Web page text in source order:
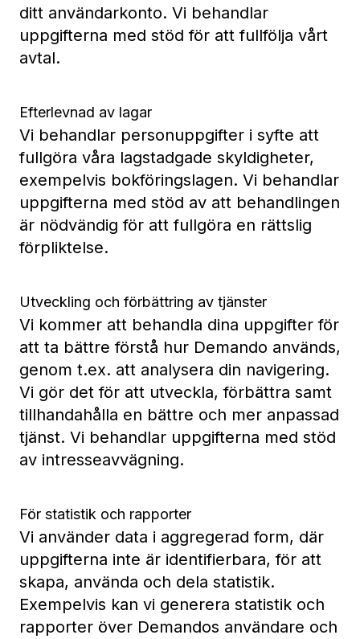
ditt användarkonto. Vi behandlar
uppgifterna med stöd för att fullfölja vårt
avtal.
Efterlevnad av lagar
Vi behandlar personuppgifter i syfte att
fullgöra våra lagstadgade skyldigheter,
exempelvis bokföringslagen. Vi behandlar
uppgifterna med stöd av att behandlingen
är nödvändig för att fullgöra en rättslig
förpliktelse.
Utveckling och förbättring av tjänster
Vi kommer att behandla dina uppgifter för
att ta bättre förstå hur Demando används,
genom t.ex. att analysera din navigering.
Vi gör det för att utveckla, förbättra samt
tillhandahålla en bättre och mer anpassad
tjänst. Vi behandlar uppgifterna med stöd
av intresseavvägning.
För statistik och rapporter
Vi använder data i aggregerad form, där
uppgifterna inte är identifierbara, för att
skapa, använda och dela statistik.
Exempelvis kan vi generera statistik och
rapporter över Demandos användare och